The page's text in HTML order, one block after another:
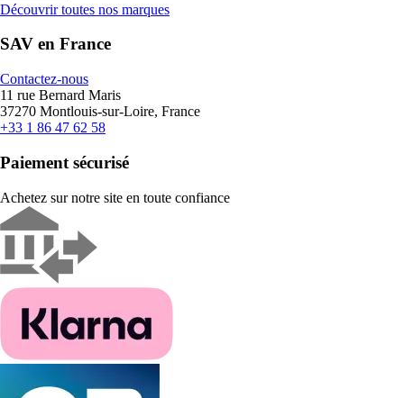
Découvrir toutes nos marques
SAV en France
Contactez-nous
11 rue Bernard Maris
37270 Montlouis-sur-Loire, France
+33 1 86 47 62 58
Paiement sécurisé
Achetez sur notre site en toute confiance